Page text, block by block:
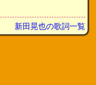
新田晃也の歌詞一覧